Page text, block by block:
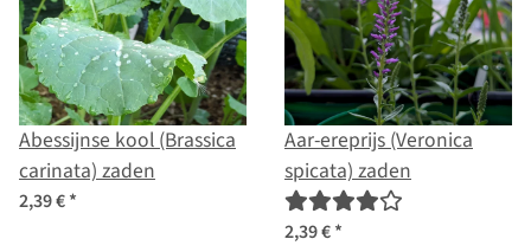
Abessijnse kool (Brassica
carinata) zaden
2,39 €*
Aar-ereprijs (Veronica
spicata) zaden
2,39 €*